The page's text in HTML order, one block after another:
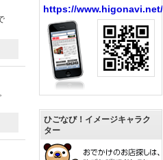
https://www.higonavi.net/
ひごなび！イメージキャラク
ター